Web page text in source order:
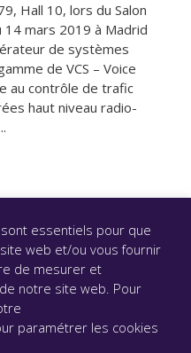
Hall 10, lors du Salon
14 mars 2019 à Madrid
de systèmes
de VCS – Voice
au contrôle de trafic
haut niveau radio-
réservés |
: partiellement conforme
essentiels pour que
web et/ou vous fournir
de mesurer et
notre site web. Pour
paramétrer les cookies